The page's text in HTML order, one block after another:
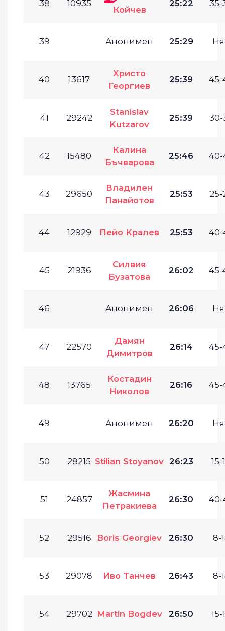
38 10935
Койчев
25:22 35-
39 Анонимен 25:29
40 13617
Христо
Георгиев
25:39 45-
41 29242
Stanislav
Kutzarov
25:39 30-
42 15480
Калина
Бъчварова
25:46 40-
43 29650
Владилен
Панайотов
25:53 25-
44 12929 Пейо Кралев 25:53 40-
45 21936
Силвия
Бузатова
26:02 45-
46 Анонимен 26:06
47 22570
Дамян
Димитров
26:14 45-
48 13765
Костадин
Николов
26:16 45-
49 Анонимен 26:20
50 28215 Stilian Stoyanov 26:23 15-
51 24857
Жасмина
Петракиева
26:30 40-
52 29516 Boris Georgiev 26:30 8-
53 29078 Иво Танчев 26:43 8-
54 29702 Martin Bogdev 26:50 15-